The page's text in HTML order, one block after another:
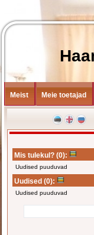
Haanja
Meist Meie toetajad
Mis tulekul? (0):
Uudised puuduvad
Uudised (0):
Uudised puuduvad